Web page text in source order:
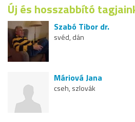
Új és hosszabbító
Szabó Tibor dr.
svéd, dán
Máriová Jana
cseh, szlovák